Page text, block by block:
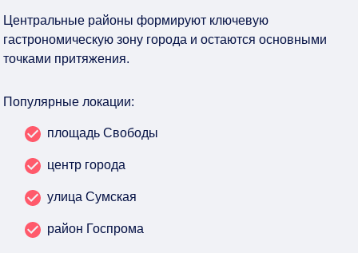
Центральные районы формируют ключевую
гастрономическую зону города и остаются основными
точками притяжения.
Популярные локации:
площадь Свободы
центр города
улица Сумская
район Госпрома